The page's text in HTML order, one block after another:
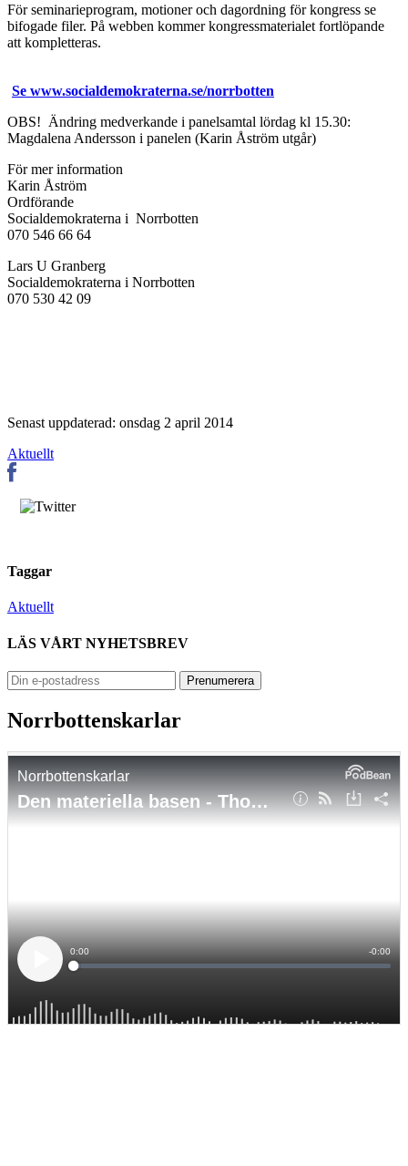
För seminarieprogram, motioner och dagordning för kongress se
bifogade filer. På webben kommer kongressmaterialet fortlöpande
att kompletteras.
Se www.socialdemokraterna.se/norrbotten
OBS! Ändring medverkande i panelsamtal lördag kl 15.30:
Magdalena Andersson i panelen (Karin Åström utgår)
För mer information
Karin Åström
Ordförande
Socialdemokraterna i Norrbotten
070 546 66 64
Lars U Granberg
Socialdemokraterna i Norrbotten
070 530 42 09
Senast uppdaterad: onsdag 2 april 2014
Aktuellt
Taggar
Aktuellt
LÄS VÅRT NYHETSBREV
Norrbottenskarlar